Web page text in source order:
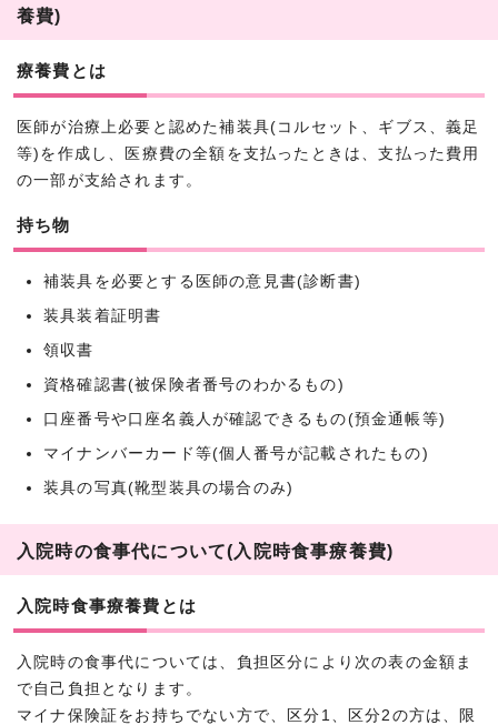
養費)
療養費とは
医師が治療上必要と認めた補装具(コルセット、ギブス、義足
等)を作成し、医療費の全額を支払ったときは、支払った費用
の一部が支給されます。
持ち物
補装具を必要とする医師の意見書(診断書)
装具装着証明書
領収書
資格確認書(被保険者番号のわかるもの)
口座番号や口座名義人が確認できるもの(預金通帳等)
マイナンバーカード等(個人番号が記載されたもの)
装具の写真(靴型装具の場合のみ)
入院時の食事代について(入院時食事療養費)
入院時食事療養費とは
入院時の食事代については、負担区分により次の表の金額ま
で自己負担となります。
マイナ保険証をお持ちでない方で、区分1、区分2の方は、限